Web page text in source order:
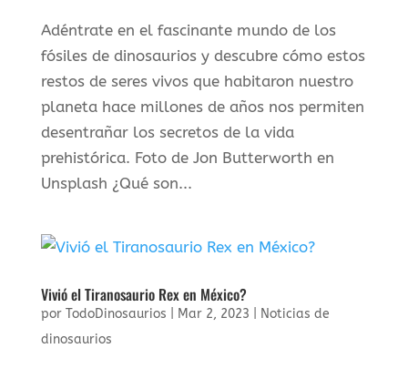
Adéntrate en el fascinante mundo de los
fósiles de dinosaurios y descubre cómo estos
restos de seres vivos que habitaron nuestro
planeta hace millones de años nos permiten
desentrañar los secretos de la vida
prehistórica. Foto de Jon Butterworth en
Unsplash ¿Qué son...
Vivió el Tiranosaurio Rex en México?
por TodoDinosaurios Mar 2, 2023
Noticias de
dinosaurios